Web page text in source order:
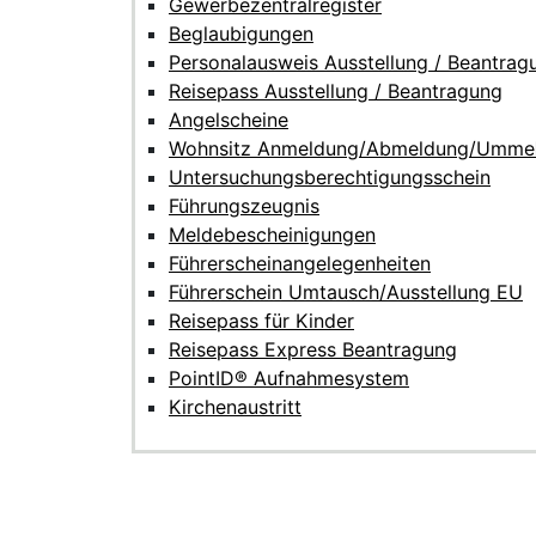
Gewerbezentralregister
Beglaubigungen
Personalausweis Ausstellung /
Reisepass Ausstellung / Beantragung
Angelscheine
Wohnsitz Anmeldung/Abmeldung/
Untersuchungsberechtigungsschein
Führungszeugnis
Meldebescheinigungen
Führerscheinangelegenheiten
Führerschein Umtausch/Ausstellung EU
Reisepass für Kinder
Reisepass Express Beantragung
PointID® Aufnahmesystem
Kirchenaustritt